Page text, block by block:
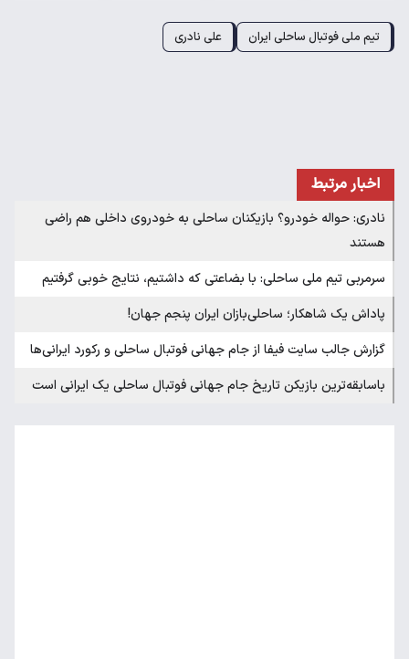
تیم ملی فوتبال ساحلی ایران علی نادری
اخبار مرتبط
نادری: حواله خودرو؟ بازیکنان ساحلی به خودروی داخلی هم راضی
هستند
سرمربی تیم ملی ساحلی: با بضاعتی که داشتیم، نتایج خوبی گرفتیم
پاداش یک شاهکار؛ ساحلی‌بازان ایران پنجم جهان!
گزارش جالب سایت فیفا از جام جهانی فوتبال ساحلی و رکورد ایرانی‌ها
باسابقه‌ترین بازیکن تاریخ جام جهانی فوتبال ساحلی یک ایرانی است